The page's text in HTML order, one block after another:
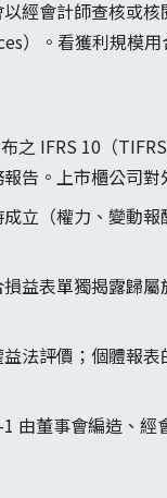
經會計師查核或
）。看獲利規模用
IFRS 10（
告。上市櫃公司對
立（權力、變動
益表單獨揭露歸
法評價；個體報
董事會編造、經